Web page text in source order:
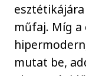
műfaj. Míg
mutat be,